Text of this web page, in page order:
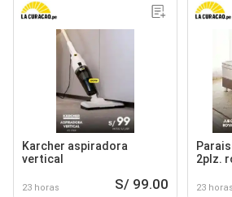
Karcher aspiradora
vertical
23 horas S/ 99.00
2plz.
23 horas